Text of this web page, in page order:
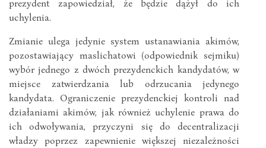
prezydent zapowiedział, że będzie dążył do ich
uchylenia.
Zmianie ulega jedynie system ustanawiania akimów,
pozostawiający maslichatowi (odpowiednik sejmiku)
wybór jednego z dwóch prezydenckich kandydatów, w
miejsce zatwierdzania lub odrzucania jedynego
kandydata. Ograniczenie prezydenckiej kontroli nad
działaniami akimów, jak również uchylenie prawa do
ich odwoływania, przyczyni się do decentralizacji
władzy poprzez zapewnienie większej niezależności